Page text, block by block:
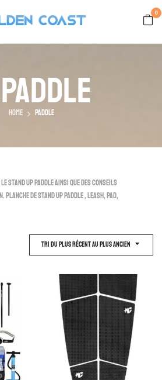
0
Paddle
Home Paddle
Stand Up Paddle ainsi que des conseils
Planche de Stand Up Paddle , leash, pad,
Tri Du Plus Récent Au Plus Ancien